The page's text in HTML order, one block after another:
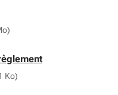
Ko)